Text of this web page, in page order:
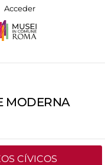
Acceder
MODERNA
CÍVICOS